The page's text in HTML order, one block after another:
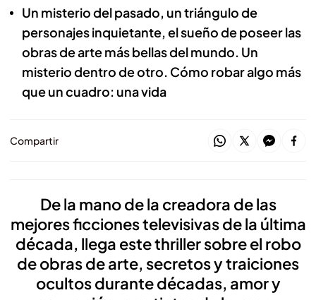
Un misterio del pasado, un triángulo de
personajes inquietante, el sueño de poseer las
obras de arte más bellas del mundo. Un
misterio dentro de otro. Cómo robar algo más
que un cuadro: una vida
Compartir
De la mano de la creadora de las
mejores ficciones televisivas de la última
década, llega este thriller sobre el robo
de obras de arte, secretos y traiciones
ocultos durante décadas, amor y